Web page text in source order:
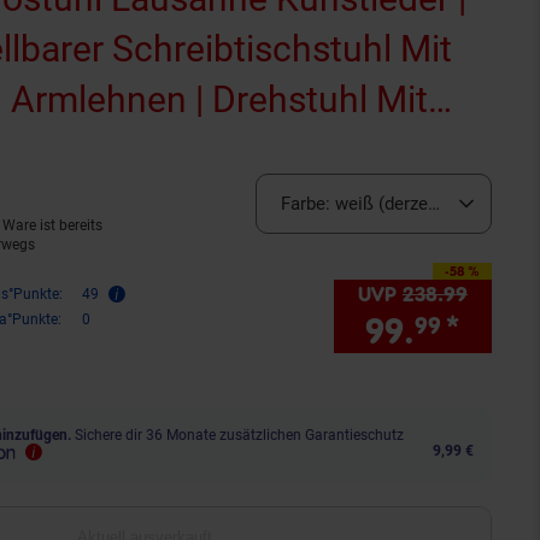
Schreibtischstuhl Mit
| Drehstuhl Mit
Ware ist bereits
49
0
Farbe:weiß (derzeit
-58 %
Sie Sparen 58 Prozent,
UVP 238.99
99.99 *
Sichere dir 36 Monate zusätzlichen Garantieschutz
9,99 €